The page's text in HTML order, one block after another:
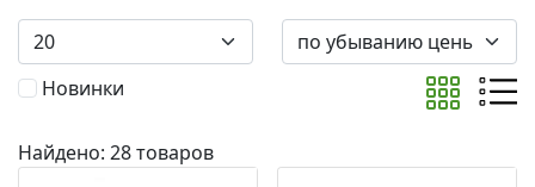
Новинки
Найдено: 28 товаров